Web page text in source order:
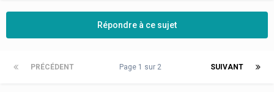
Répondre à ce sujet
PRÉCÉDENT SUIVANT
Page 1 sur 2